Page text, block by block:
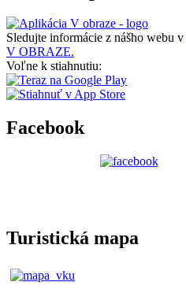
Sledujte informácie z nášho webu v
V OBRAZE.
Voľne k stiahnutiu:
Facebook
Turistická mapa